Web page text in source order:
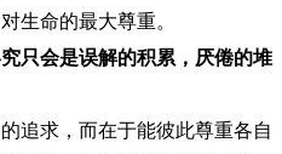
生命的最大尊重。
只会是误解的积累，厌倦的堆
追求，而在于能彼此尊重各自